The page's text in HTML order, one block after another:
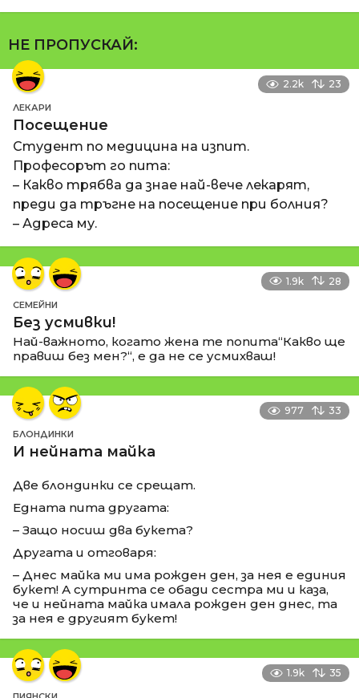
НЕ ПРОПУСКАЙ:
2.2k 23
ЛЕКАРИ
Посещение
Студент по медицина на изпит.
Професорът го пита:
– Какво трябва да знае най-вече лекарят,
преди да тръгне на посещение при болния?
– Адреса му.
1.9k 28
СЕМЕЙНИ
Без усмивки!
Най-важното, когато жена те попита“Какво ще
правиш без мен?“, е да не се усмихваш!
977 33
БЛОНДИНКИ
И нейната майка
Две блондинки се срещат.
Едната пита другата:
– Защо носиш два букета?
Другата и отговаря:
– Днес майка ми има рожден ден, за нея е единия
букет! А сутринта се обади сестра ми и каза,
че и нейната майка имала рожден ден днес, та
за нея е другият букет!
1.9k 35